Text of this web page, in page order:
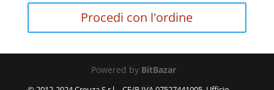
Procedi con l'ordine
Powered by BitBazar